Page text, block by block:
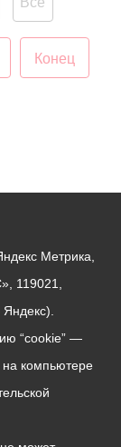
Конец
Метрика,
119021,
“cookie” —
компьютере